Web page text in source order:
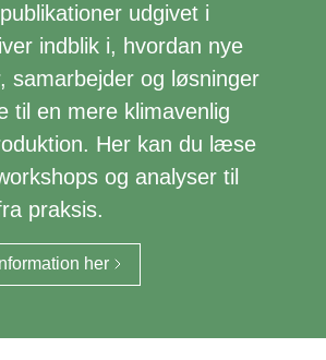
udgivet i
indblik i, hvordan nye
samarbejder og løsninger
til en mere klimavenlig
Her kan du læse
og analyser til
praksis.
her